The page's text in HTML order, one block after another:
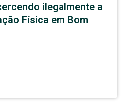
ilegalmente a
Física em Bom